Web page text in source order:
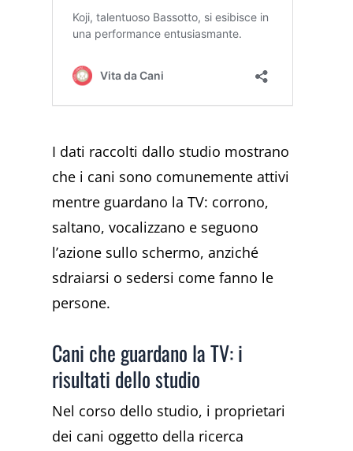
I dati raccolti dallo studio mostrano
che i cani sono comunemente attivi
mentre guardano la TV: corrono,
saltano, vocalizzano e seguono
l’azione sullo schermo, anziché
sdraiarsi o sedersi come fanno le
persone.
Cani che guardano la TV: i
risultati dello studio
Nel corso dello studio, i proprietari
dei cani oggetto della ricerca